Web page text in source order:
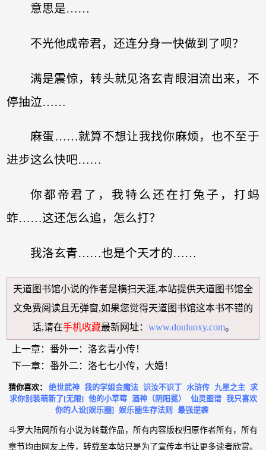
意思是……
不光他成帝君，还连分身一快做到了呗？
满是震惊，转头就见洛玄青眼泪流出来，不
停抽泣……
麻蛋……就算不想让我找你麻烦，也不至于
进步这么快吧……
你都帝君了，我特么还在打兔子，打蚂
蚱……这还怎么追，怎么打？
我洛玄青……也是个天才的……
天道图书馆小说的作者是横扫天涯,本站提供天道图书馆全
文免费阅读 且无弹窗,如果您觉得天道图书馆这本书不错的
话,请在手机收藏最新网址： www.douluoxy.com。
上一章： 番外一：洛玄青小传！
下一章： 番外二：洛七七小传，大婚！
猜你喜欢： 绝世武神 我的学姐会魔法 识汝不识丁 水浒传 九星之主 求
求你别装萌新了[无限] 他的小草莓 酒神（阴阳冕） 仙灵图谱 我只喜欢
你的人设[娱乐圈] 娱乐圈生存法则 最强逆袭
斗罗大陆网所有小说为转载作品，所有内容版权归原作者所有，所有
章节均由网友上传，转载至本站只是为了宣传本书让更多读者欣赏。